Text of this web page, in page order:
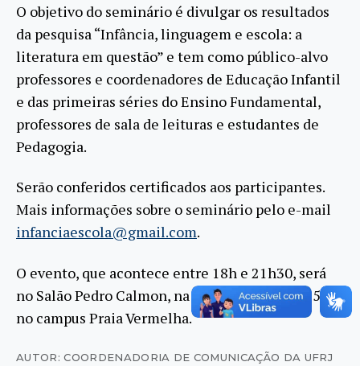
O objetivo do seminário é divulgar os resultados
da pesquisa “Infância, linguagem e escola: a
literatura em questão” e tem como público-alvo
professores e coordenadores de Educação Infantil
e das primeiras séries do Ensino Fundamental,
professores de sala de leituras e estudantes de
Pedagogia.
Serão conferidos certificados aos participantes.
Mais informações sobre o seminário pelo e-mail
infanciaescola@gmail.com.
O evento, que acontece entre 18h e 21h30, será
no Salão Pedro Calmon, na Avenida Pasteur, 250,
no campus Praia Vermelha.
AUTOR: COORDENADORIA DE COMUNICAÇÃO DA UFRJ